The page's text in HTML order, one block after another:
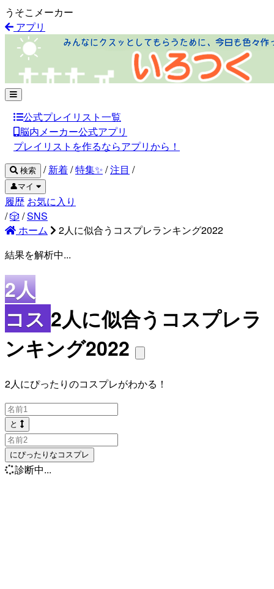
うそこメーカー
アプリ
公式プレイリスト一覧
脳内メーカー公式アプリ
プレイリストを作るならアプリから！
検索 / 新着/特集✨ /注目 /
👤マイ
履歴 お気に入り
/🎲 /SNS
ホーム
2人に似合うコスプレランキング2022
結果を解析中...
2人
コス 2人に似合うコスプレラ
ンキング2022
2人にぴったりのコスプレがわかる！
と
にぴったりなコスプレ
診断中...